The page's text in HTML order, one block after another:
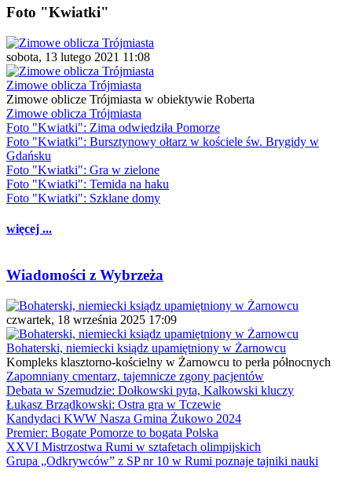
Foto "Kwiatki"
sobota, 13 lutego 2021 11:08
Zimowe oblicza Trójmiasta
Zimowe oblicze Trójmiasta w obiektywie Roberta
Zimowe oblicza Trójmiasta
Foto "Kwiatki": Zima odwiedziła Pomorze
Foto "Kwiatki": Bursztynowy ołtarz w kościele św. Brygidy w
Gdańsku
Foto "Kwiatki": Gra w zielone
Foto "Kwiatki": Temida na haku
Foto "Kwiatki": Szklane domy
więcej ...
Wiadomości z Wybrzeża
czwartek, 18 września 2025 17:09
Bohaterski, niemiecki ksiądz upamiętniony w Żarnowcu
Kompleks klasztorno-kościelny w Żarnowcu to perła północnych
Zapomniany cmentarz, tajemnicze zgony pacjentów
Debata w Szemudzie: Dołkowski pyta, Kalkowski kluczy
Łukasz Brządkowski: Ostra gra w Tczewie
Kandydaci KWW Nasza Gmina Żukowo 2024
Premier: Bogate Pomorze to bogata Polska
XXVI Mistrzostwa Rumi w sztafetach olimpijskich
Grupa „Odkrywców” z SP nr 10 w Rumi poznaje tajniki nauki